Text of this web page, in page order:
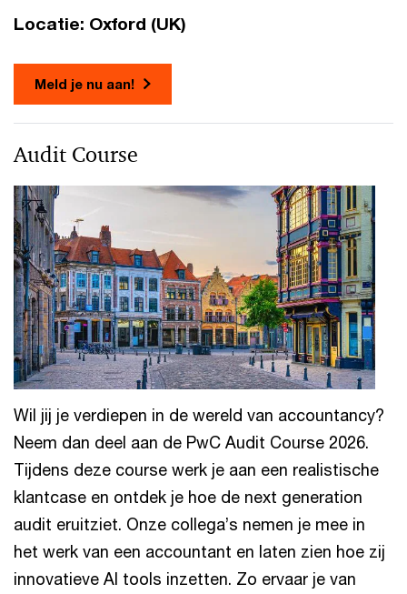
Locatie: Oxford (UK)
Meld je nu aan!
Audit Course
Wil jij je verdiepen in de wereld van accountancy?
Neem dan deel aan de PwC Audit Course 2026.
Tijdens deze course werk je aan een realistische
klantcase en ontdek je hoe de next generation
audit eruitziet. Onze collega’s nemen je mee in
het werk van een accountant en laten zien hoe zij
innovatieve AI tools inzetten. Zo ervaar je van